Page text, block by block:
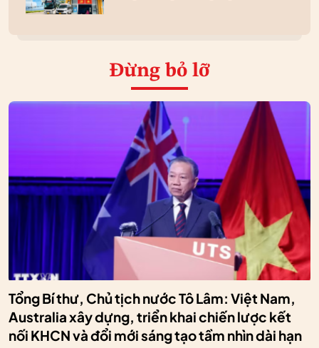
Đừng bỏ lỡ
Tổng Bí thư, Chủ tịch nước Tô Lâm: Việt Nam,
Australia xây dựng, triển khai chiến lược kết
nối KHCN và đổi mới sáng tạo tầm nhìn dài hạn